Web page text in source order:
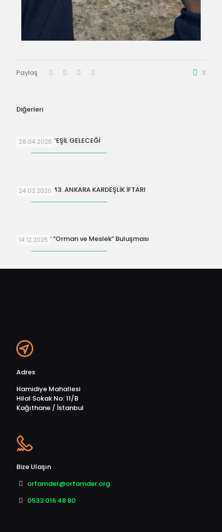
Paylaş 3
Diğerleri
28.04.2026
SURİYE’NİN YEŞİL GELECEĞİ
24.02.2026
ORFAMDER 43. ANKARA KARDEŞLİK İFTARI
14.12.2025
ORFAMDER “Orman ve Meslek” Buluşması
Adres
Hamidiye Mahallesi
Hilal Sokak No: 11/B
Kağıthane / İstanbul
Bize Ulaşın
orfamder@orfamder.org
0533 016 48 80